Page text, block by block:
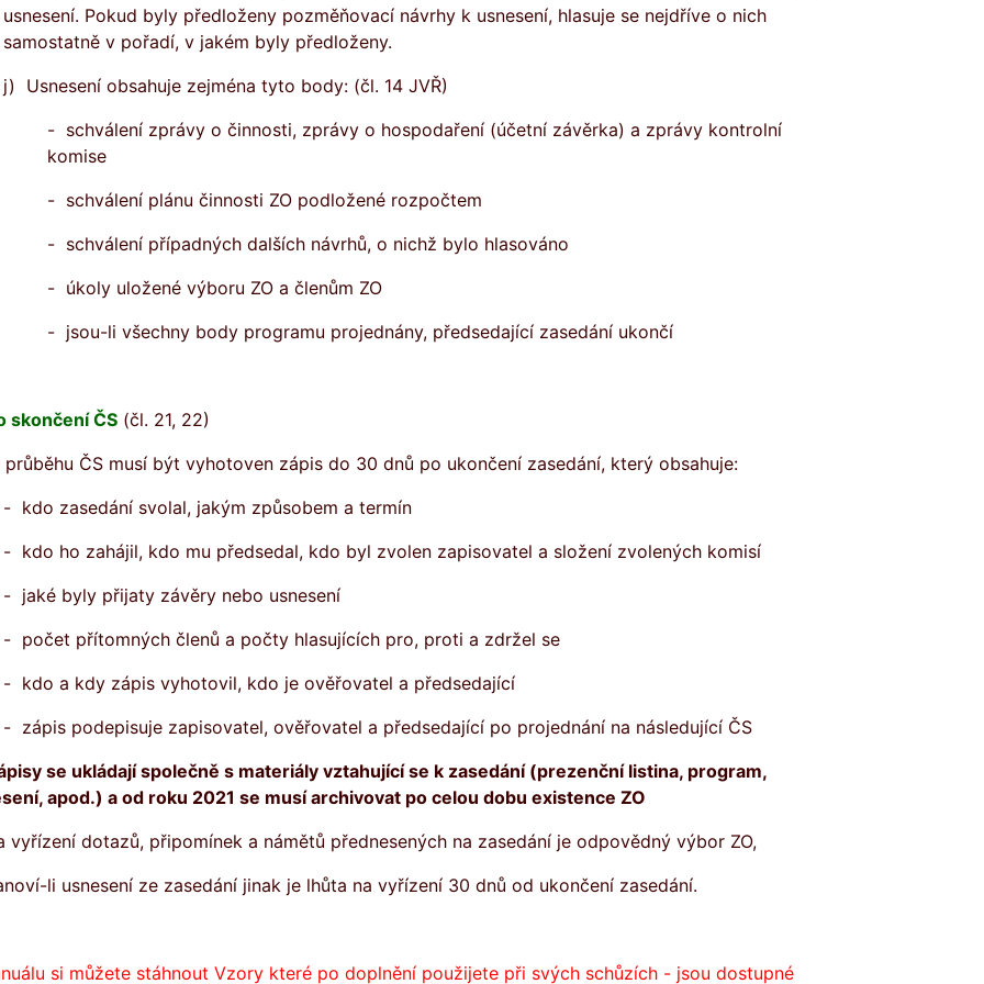
usnesení. Pokud byly předloženy pozměňovací návrhy k usnesení, hlasuje se nejdříve o nich
samostatně v pořadí, v jakém byly předloženy.
j) Usnesení obsahuje zejména tyto body: (čl. 14 JVŘ)
- schválení zprávy o činnosti, zprávy o hospodaření (účetní závěrka) a zprávy kontrolní
komise
- schválení plánu činnosti ZO podložené rozpočtem
- schválení případných dalších návrhů, o nichž bylo hlasováno
- úkoly uložené výboru ZO a členům ZO
- jsou-li všechny body programu projednány, předsedající zasedání ukončí
skončení ČS (čl. 21, 22)
ČS musí být vyhotoven zápis do 30 dnů po ukončení zasedání, který obsahuje:
- kdo zasedání svolal, jakým způsobem a termín
- kdo ho zahájil, kdo mu předsedal, kdo byl zvolen zapisovatel a složení zvolených komisí
- jaké byly přijaty závěry nebo usnesení
- počet přítomných členů a počty hlasujících pro, proti a zdržel se
- kdo a kdy zápis vyhotovil, kdo je ověřovatel a předsedající
- zápis podepisuje zapisovatel, ověřovatel a předsedající po projednání na následující ČS
se ukládají společně s materiály vztahující se k zasedání (prezenční listina, program,
apod.) a od roku 2021 se musí archivovat po celou dobu existence ZO
vyřízení dotazů, připomínek a námětů přednesených na zasedání je odpovědný výbor ZO,
li usnesení ze zasedání jinak je lhůta na vyřízení 30 dnů od ukončení zasedání.
si můžete stáhnout Vzory které po doplnění použijete při svých schůzích - jsou dostupné